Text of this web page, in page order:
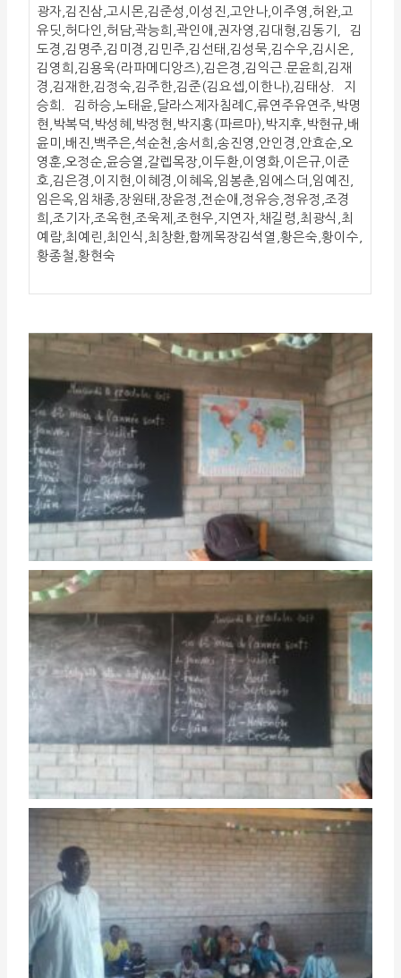
광자,김진삼,고시몬,김준성,이성진,고안나,이주영,허완,고
유딧,허다인,허담,곽능희,곽인애,권자영,김대형,김동기，김
도경,김명주,김미경,김민주,김선태,김성묵,김수우,김시온,
김영희,김용욱(라파메디앙즈),김은경,김익근.문윤희,김재
경,김재한,김정숙,김주한,김준(김요셉,이한나),김태상．지
승희．김하승,노태윤,달라스제자침례C,류연주유연주,박명
현,박복덕,박성혜,박정현,박지홍(파르마),박지후,박현규,배
윤미,배진,백주은,석순천,송서희,송진영,안인경,안효순,오
영훈,오정순,윤승열,갈렙목장,이두환,이영화,이은규,이준
호,김은경,이지현,이혜경,이혜옥,임봉춘,임에스더,임예진,
임은옥,임채종,장원태,장윤정,전순애,정유승,정유정,조경
희,조기자,조옥현,조욱제,조현우,지연자,채길령,최광식,최
예람,최예린,최인식,최창환,함께목장김석열,황은숙,황이수,
황종철,황현숙